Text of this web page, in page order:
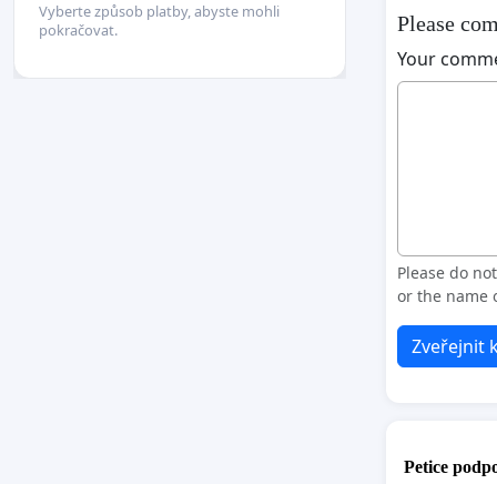
Please
Your
Please do
or the name
Zveřejnit
Petice
Vyberte způsob platby, abyste mohli
pokračovat.